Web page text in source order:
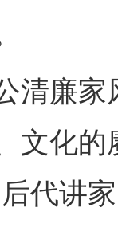
廉家
文化
代讲